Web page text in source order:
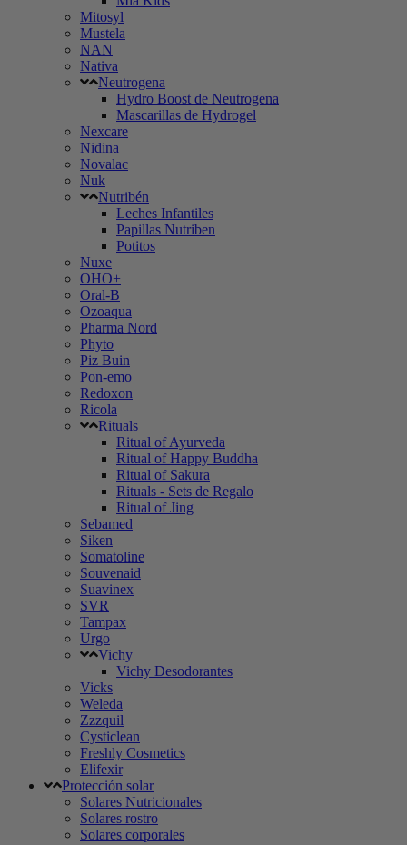
Mitosyl
Mustela
NAN
Nativa
Neutrogena
Hydro Boost de Neutrogena
Mascarillas de Hydrogel
Nexcare
Nidina
Novalac
Nuk
Nutribén
Leches Infantiles
Papillas Nutriben
Potitos
Nuxe
OHO+
Oral-B
Ozoaqua
Pharma Nord
Phyto
Piz Buin
Pon-emo
Redoxon
Ricola
Rituals
Ritual of Ayurveda
Ritual of Happy Buddha
Ritual of Sakura
Rituals - Sets de Regalo
Ritual of Jing
Sebamed
Siken
Somatoline
Souvenaid
Suavinex
SVR
Tampax
Urgo
Vichy
Vichy Desodorantes
Vicks
Weleda
Zzzquil
Cysticlean
Freshly Cosmetics
Elifexir
Protección solar
Solares Nutricionales
Solares rostro
Solares corporales